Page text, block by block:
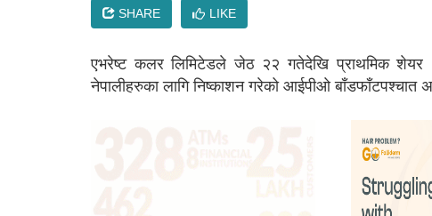
SHARE LIKE
एभरेष्ट कलर लिमिटेडले जेठ २२ गतेदेखि प्राथमिक शेयर
नेपालीहरुका लागि निष्काशन गरेको आईपीओ बाँडफाँटपश्चात